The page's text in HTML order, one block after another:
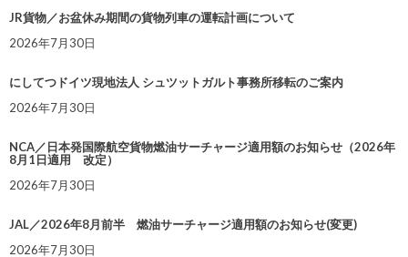
JR貨物／お盆休み期間の貨物列車の運転計画について
2026年7月30日
にしてつドイツ現地法人 シュツットガルト事務所移転のご案内
2026年7月30日
NCA／日本発国際航空貨物燃油サーチャージ適用額のお知らせ（2026年
8月1日適用 改定）
2026年7月30日
JAL／2026年8月前半 燃油サーチャージ適用額のお知らせ(変更)
2026年7月30日